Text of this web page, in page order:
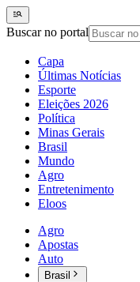
Buscar no portal
Capa
Últimas Notícias
Esporte
Eleições 2026
Política
Minas Gerais
Brasil
Mundo
Agro
Entretenimento
Eloos
Agro
Apostas
Auto
Brasil